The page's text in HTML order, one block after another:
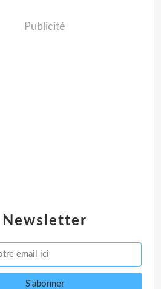
Newsletter
Publicité